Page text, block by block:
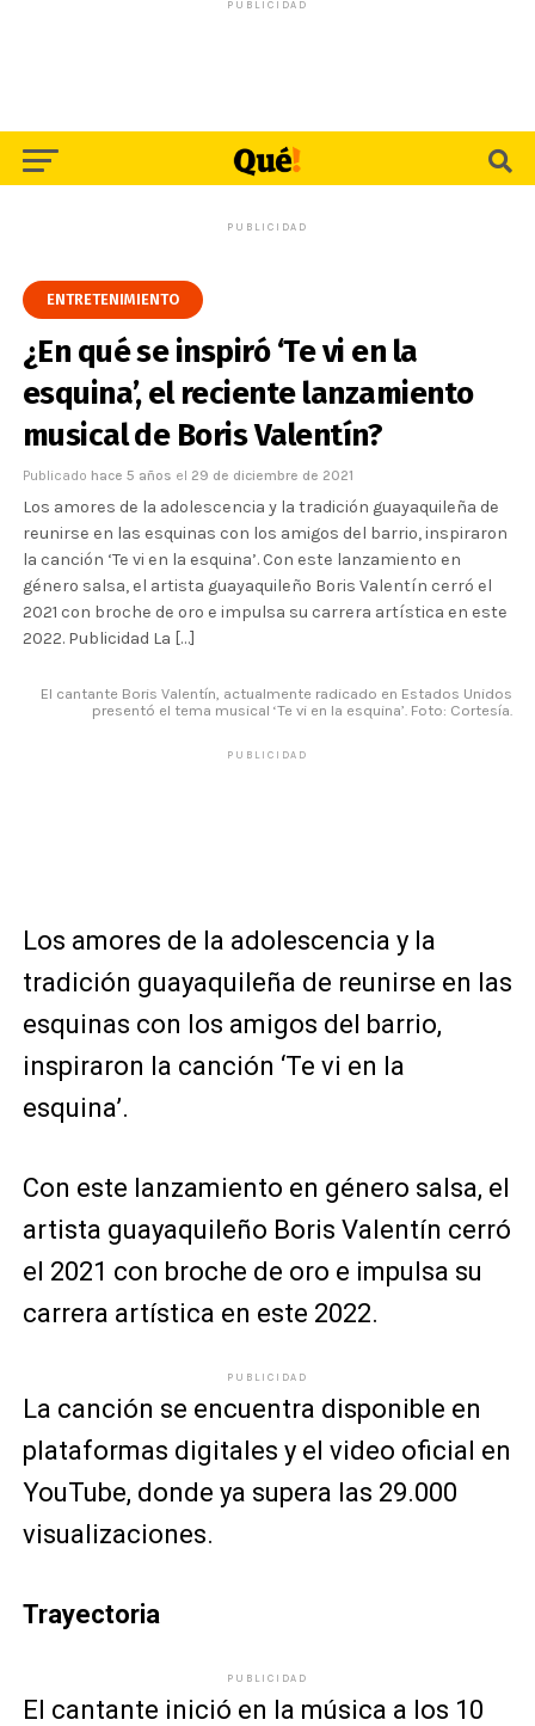
PUBLICIDAD
PUBLICIDAD
ENTRETENIMIENTO
¿En qué se inspiró ‘Te vi en la
esquina’, el reciente lanzamiento
musical de Boris Valentín?
Publicado hace 5 años el 29 de diciembre de 2021
Los amores de la adolescencia y la tradición guayaquileña de
reunirse en las esquinas con los amigos del barrio, inspiraron
la canción ‘Te vi en la esquina’. Con este lanzamiento en
género salsa, el artista guayaquileño Boris Valentín cerró el
2021 con broche de oro e impulsa su carrera artística en este
2022. Publicidad La […]
El cantante Boris Valentín, actualmente radicado en Estados Unidos
presentó el tema musical ‘Te vi en la esquina’. Foto: Cortesía.
PUBLICIDAD
Los amores de la adolescencia y la
tradición guayaquileña de reunirse en las
esquinas con los amigos del barrio,
inspiraron la canción ‘Te vi en la
esquina’.
Con este lanzamiento en género salsa, el
artista guayaquileño Boris Valentín cerró
el 2021 con broche de oro e impulsa su
carrera artística en este 2022.
PUBLICIDAD
La canción se encuentra disponible en
plataformas digitales y el video oficial en
YouTube, donde ya supera las 29.000
visualizaciones.
Trayectoria
PUBLICIDAD
El cantante inició en la música a los 10